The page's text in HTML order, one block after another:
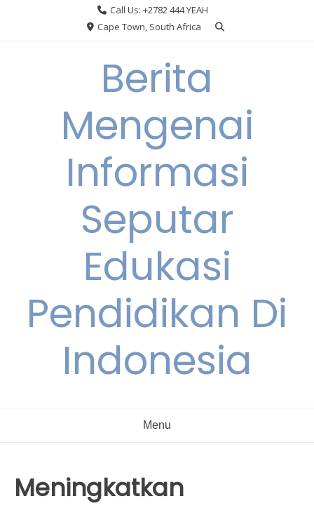
Call Us: +2782 444 YEAH
Cape Town, South Africa
Berita
Mengenai
Informasi
Seputar
Edukasi
Pendidikan Di
Indonesia
Menu
Meningkatkan